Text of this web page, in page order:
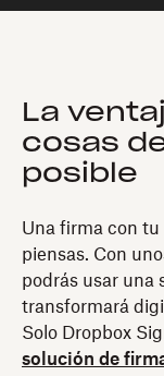
La
cosas
posible
Una firma con tu
piensas. Con
podrás usar una
transformará
Solo Dropbox
solución de